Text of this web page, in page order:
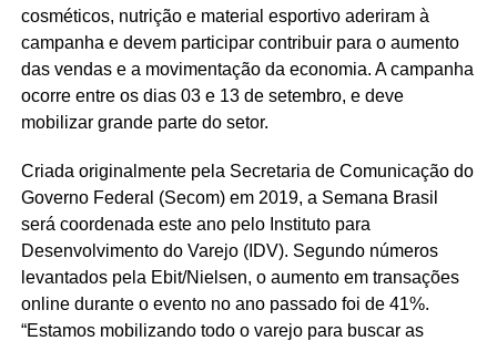
cosméticos, nutrição e material esportivo aderiram à
campanha e devem participar contribuir para o aumento
das vendas e a movimentação da economia. A campanha
ocorre entre os dias 03 e 13 de setembro, e deve
mobilizar grande parte do setor.
Criada originalmente pela Secretaria de Comunicação do
Governo Federal (Secom) em 2019, a Semana Brasil
será coordenada este ano pelo Instituto para
Desenvolvimento do Varejo (IDV). Segundo números
levantados pela Ebit/Nielsen, o aumento em transações
online durante o evento no ano passado foi de 41%.
“Estamos mobilizando todo o varejo para buscar as